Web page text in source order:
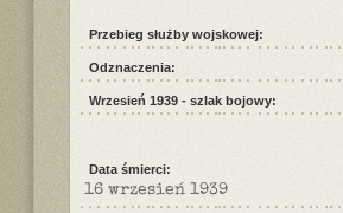
Przebieg służby wojskowej:
Odznaczenia:
Wrzesień 1939 - szlak bojowy:
Data śmierci:
16 wrzesień 1939